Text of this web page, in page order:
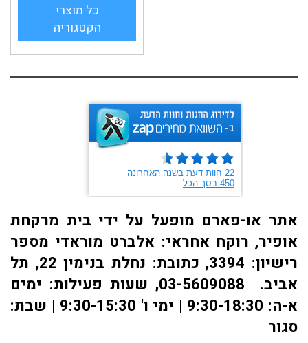
כל מוצרי
הקטגוריה
אתר או-פארם מופעל על ידי בית מרקחת
אופיר, רוקח אחראי: אלברט מוראדי מספר
רישיון: 3394, כתובת: ​נחלת בנימין 22, תל
אביב. 03-5609088, שעות פעילות: ימים
א-ה: 9:30-18:30 | ימי ו' 9:30-15:30 | שבת:
סגור